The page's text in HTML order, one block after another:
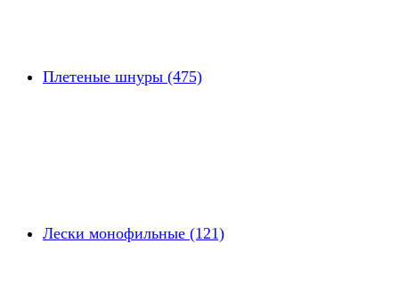
Плетеные шнуры (475)
Лески монофильные (121)